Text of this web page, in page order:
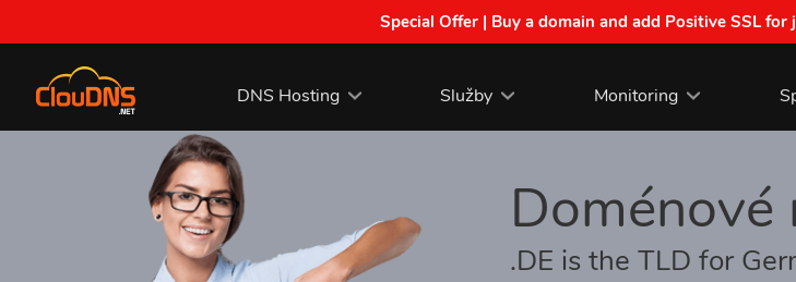
Special Offer | Buy a domain and add Positive SSL for
DNS Hosting Služby Monitoring
Doménové
.DE is the TLD for